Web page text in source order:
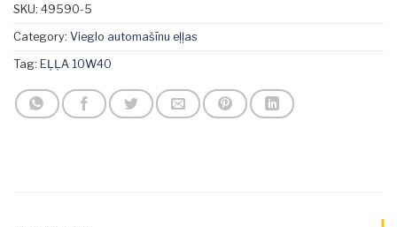
SKU: 49590-5
Category: Vieglo automašīnu eļļas
Tag: EĻĻA 10W40